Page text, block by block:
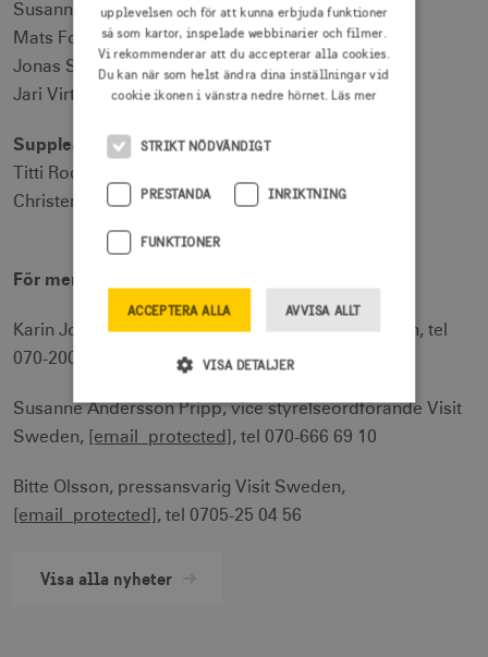
Susanne Andersson Pripp, vice ordförande
Mats Forslund
Jonas Siljhammar
Jari Virtanen
Suppleanter nominerade av besöksnäringen
Titti Rodling
Christer Fogelmarck
För mer information
Karin Johansson, styrelseordförande Visit Sweden, tel
070-200 42 40
Susanne Andersson Pripp, vice styrelseordförande Visit
Sweden,
[email protected] , tel 070-666 69 10
Bitte Olsson, pressansvarig Visit Sweden,
[email protected] , tel 0705-25 04 56
Visa alla nyheter
upplevelsen och för att kunna erbjuda funktioner
så som kartor, inspelade webbinarier och filmer.
Vi rekommenderar att du accepterar alla cookies.
Du kan när som helst ändra dina inställningar vid
cookie ikonen i vänstra nedre hörnet. Läs mer
STRIKT NÖDVÄNDIGT
PRESTANDA INRIKTNING
FUNKTIONER
ACCEPTERA ALLA AVVISA ALLT
VISA DETALJER
Strikt nödvändigt
Prestanda
Inriktning
Funktioner
Strikt nödvändiga cookies tillåter
säker webbplats. Webbplatsen kan inte
användas ordentligt utan strikt nödvändiga